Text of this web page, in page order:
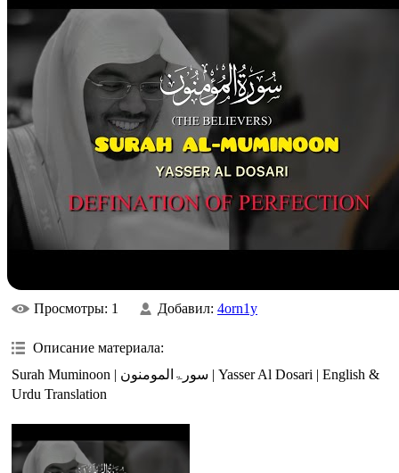
Просмотры: 1 Добавил: 4orn1y
Описание материала:
Surah Muminoon | سورۃالمومنون | Yasser Al Dosari | English &
Urdu Translation